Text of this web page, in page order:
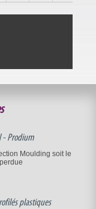
- Prodium
Moulding soit le
plastiques